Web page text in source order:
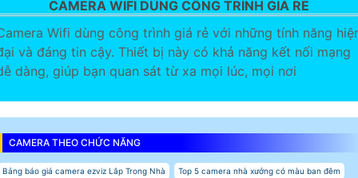
CAMERA WIFI DÙNG CÔNG TRÌNH GIÁ RẺ
Wifi dùng công trình giá rẻ với những tính năng
và đáng tin cậy. Thiết bị này có khả năng kết nối mạng
dàng, giúp bạn quan sát từ xa mọi lúc, mọi nơi
CAMERA THEO CHỨC NĂNG
Bảng báo giá camera ezviz Lắp Trong Nhà Top 5 camera nhà xưởng có màu ban đêm